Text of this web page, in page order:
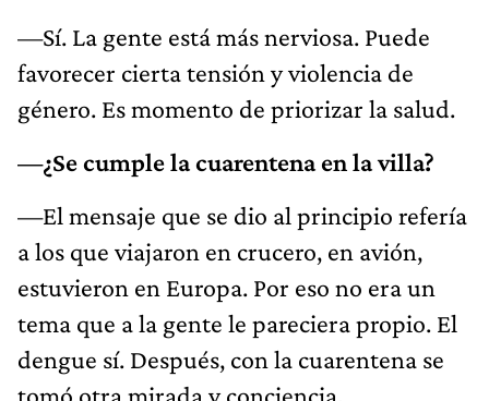
—Sí. La gente está más nerviosa. Puede
favorecer cierta tensión y violencia de
género. Es momento de priorizar la salud.
—¿Se cumple la cuarentena en la villa?
—El mensaje que se dio al principio refería
a los que viajaron en crucero, en avión,
estuvieron en Europa. Por eso no era un
tema que a la gente le pareciera propio. El
dengue sí. Después, con la cuarentena se
tomó otra mirada y conciencia.